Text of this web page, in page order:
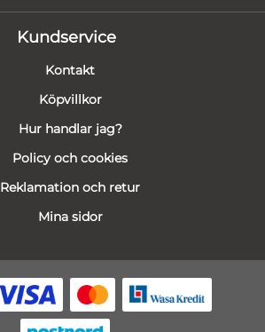
Kundservice
Kontakt
Köpvillkor
Hur handlar jag?
Policy och cookies
Reklamation och retur
Mina sidor